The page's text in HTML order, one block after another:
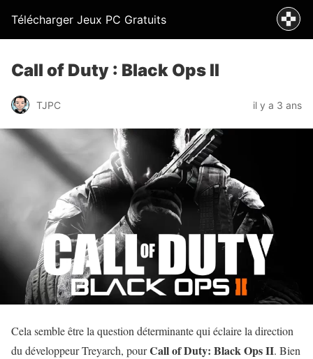
Télécharger Jeux PC Gratuits
Call of Duty : Black Ops II
TJPC il y a 3 ans
Cela semble être la question déterminante qui éclaire la direction
du développeur Treyarch, pourCall of Duty: Black Ops II. Bien